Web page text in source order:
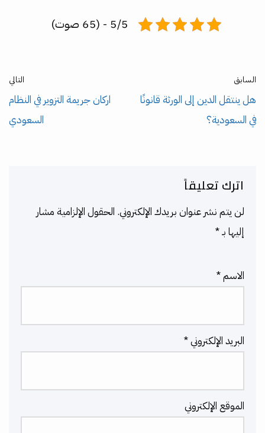
5/5 - (65 صوت)
السابق
هل ينتقل الدين إلى الورثة قانونًا
في السعودية؟
التالي
اركان جريمة التزوير في النظام
السعودي
اترك تعليقاً
لن يتم نشر عنوان بريدك الإلكتروني. الحقول الإلزامية مشار
إليها بـ*
الاسم*
البريد الإلكتروني*
الموقع الإلكتروني